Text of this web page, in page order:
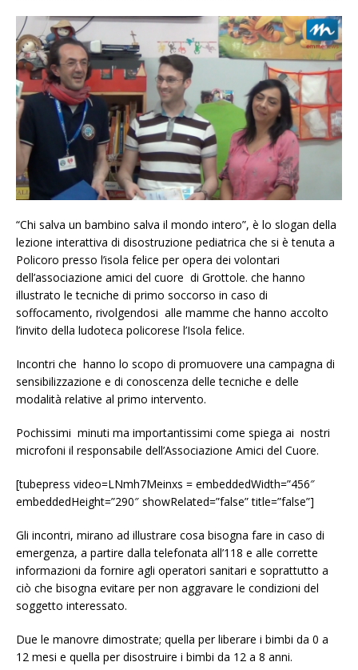
“Chi salva un bambino salva il mondo intero”, è lo slogan della
lezione interattiva di disostruzione pediatrica che si è tenuta a
Policoro presso l’isola felice per opera dei volontari
dell’associazione amici del cuore di Grottole. che hanno
illustrato le tecniche di primo soccorso in caso di
soffocamento, rivolgendosi alle mamme che hanno accolto
l’invito della ludoteca policorese l’Isola felice.
Incontri che hanno lo scopo di promuovere una campagna di
sensibilizzazione e di conoscenza delle tecniche e delle
modalità relative al primo intervento.
Pochissimi minuti ma importantissimi come spiega ai nostri
microfoni il responsabile dell’Associazione Amici del Cuore.
[tubepress video=LNmh7Meinxs = embeddedWidth=”456″
embeddedHeight=”290″ showRelated=”false” title=”false”]
Gli incontri, mirano ad illustrare cosa bisogna fare in caso di
emergenza, a partire dalla telefonata all’118 e alle corrette
informazioni da fornire agli operatori sanitari e soprattutto a
ciò che bisogna evitare per non aggravare le condizioni del
soggetto interessato.
Due le manovre dimostrate; quella per liberare i bimbi da 0 a
12 mesi e quella per disostruire i bimbi da 12 a 8 anni.